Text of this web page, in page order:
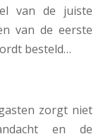
van de juiste
van de eerste
besteld…
zorgt niet
en de